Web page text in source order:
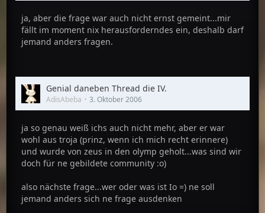
ja, aber die frage war auch nicht ernst gemeint...mir
fällt im moment nix herausforderndes ein, deshalb darf
jemand anders fragen.
Genial daneben Thread die IV.
AdisAbeba 3. Oktober 2006
ja so genau weiß ichs auch nicht mehr, aber er war
wohl aus troja (prinz, wenn ich mich recht erinnere)
und wurde von zeus in den olymp geholt...was sind wir
doch für ne gebildete community :o)
also nächste frage...wer oder was ist Io =) ne soll
jemand anders sich ne frage ausdenken